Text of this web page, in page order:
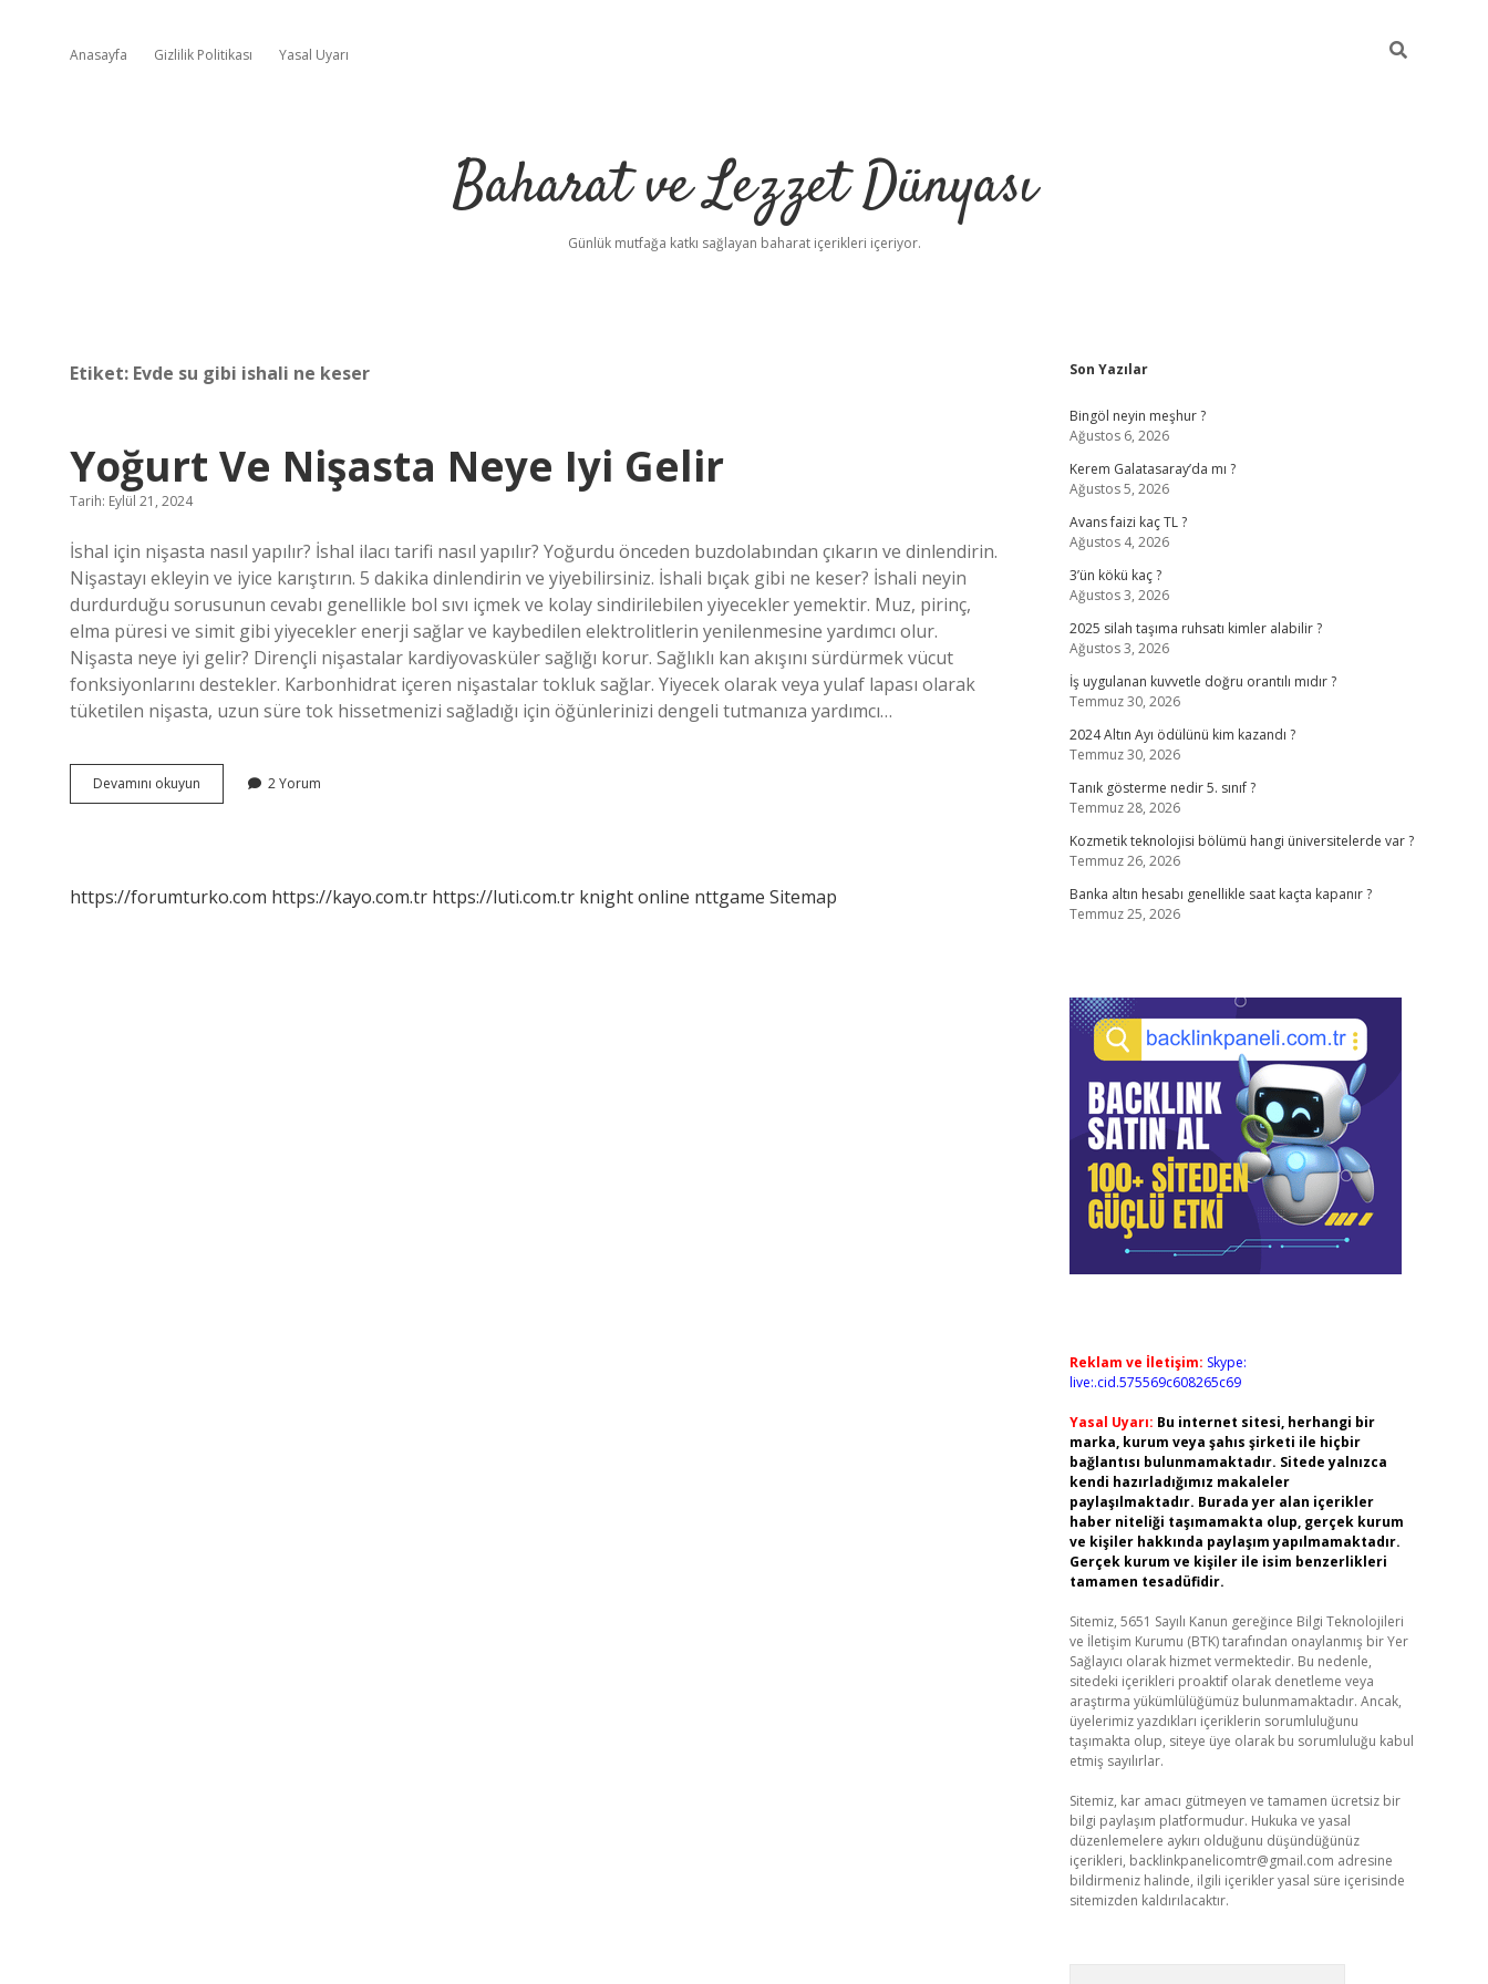
Anasayfa Gizlilik Politikası Yasal Uyarı
Baharat ve Lezzet Dünyası
Günlük mutfağa katkı sağlayan baharat içerikleri içeriyor.
Etiket: Evde su gibi ishali ne keser
Yoğurt Ve Nişasta Neye Iyi Gelir
Tarih: Eylül 21, 2024
İshal için nişasta nasıl yapılır? İshal ilacı tarifi nasıl yapılır? Yoğurdu önceden buzdolabından çıkarın ve dinlendirin.
Nişastayı ekleyin ve iyice karıştırın. 5 dakika dinlendirin ve yiyebilirsiniz. İshali bıçak gibi ne keser? İshali neyin
durdurduğu sorusunun cevabı genellikle bol sıvı içmek ve kolay sindirilebilen yiyecekler yemektir. Muz, pirinç,
elma püresi ve simit gibi yiyecekler enerji sağlar ve kaybedilen elektrolitlerin yenilenmesine yardımcı olur.
Nişasta neye iyi gelir? Dirençli nişastalar kardiyovasküler sağlığı korur. Sağlıklı kan akışını sürdürmek vücut
fonksiyonlarını destekler. Karbonhidrat içeren nişastalar tokluk sağlar. Yiyecek olarak veya yulaf lapası olarak
tüketilen nişasta, uzun süre tok hissetmenizi sağladığı için öğünlerinizi dengeli tutmanıza yardımcı…
Devamını okuyun
Ve
2 Yorum
https://forumturko.com https://kayo.com.tr https://luti.com.tr knight online nttgame Sitemap
Sidebar
Son Yazılar
Bingöl neyin meşhur ?
Ağustos 6, 2026
Kerem Galatasaray’da mı ?
Ağustos 5, 2026
Avans faizi kaç TL ?
Ağustos 4, 2026
3’ün kökü kaç ?
Ağustos 3, 2026
2025 silah taşıma ruhsatı kimler alabilir ?
Ağustos 3, 2026
İş uygulanan kuvvetle doğru orantılı mıdır ?
Temmuz 30, 2026
2024 Altın Ayı ödülünü kim kazandı ?
Temmuz 30, 2026
Tanık gösterme nedir 5. sınıf ?
Temmuz 28, 2026
Kozmetik teknolojisi bölümü hangi üniversitelerde var ?
Temmuz 26, 2026
Banka altın hesabı genellikle saat kaçta kapanır ?
Temmuz 25, 2026
Reklam ve İletişim: Skype:
live:.cid.575569c608265c69
Yasal Uyarı: Bu internet sitesi, herhangi bir
marka, kurum veya şahıs şirketi ile hiçbir
bağlantısı bulunmamaktadır. Sitede yalnızca
kendi hazırladığımız makaleler
paylaşılmaktadır. Burada yer alan içerikler
haber niteliği taşımamakta olup, gerçek kurum
ve kişiler hakkında paylaşım yapılmamaktadır.
Gerçek kurum ve kişiler ile isim benzerlikleri
tamamen tesadüfidir.
Sitemiz, 5651 Sayılı Kanun gereğince Bilgi Teknolojileri
ve İletişim Kurumu (BTK) tarafından onaylanmış bir Yer
Sağlayıcı olarak hizmet vermektedir. Bu nedenle,
sitedeki içerikleri proaktif olarak denetleme veya
araştırma yükümlülüğümüz bulunmamaktadır. Ancak,
üyelerimiz yazdıkları içeriklerin sorumluluğunu
taşımakta olup, siteye üye olarak bu sorumluluğu kabul
etmiş sayılırlar.
Sitemiz, kar amacı gütmeyen ve tamamen ücretsiz bir
bilgi paylaşım platformudur. Hukuka ve yasal
düzenlemelere aykırı olduğunu düşündüğünüz
içerikleri, backlinkpanelicomtr@gmail.com adresine
bildirmeniz halinde, ilgili içerikler yasal süre içerisinde
sitemizden kaldırılacaktır.